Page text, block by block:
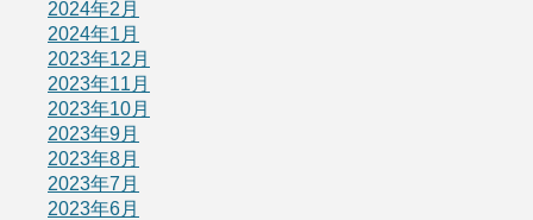
2024年2月
2024年1月
2023年12月
2023年11月
2023年10月
2023年9月
2023年8月
2023年7月
2023年6月